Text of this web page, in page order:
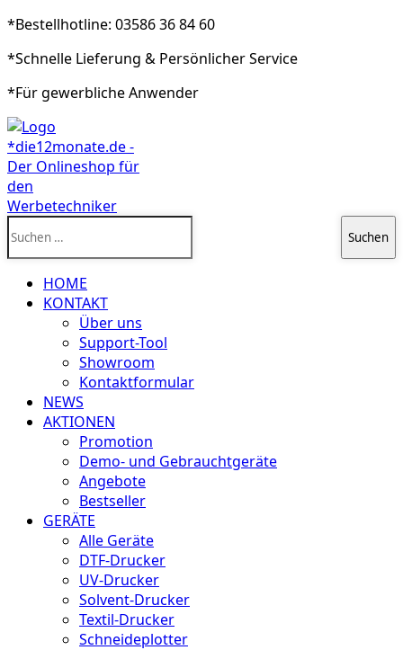
*Bestellhotline: 03586 36 84 60
*Schnelle Lieferung & Persönlicher Service
*Für gewerbliche Anwender
nach:
HOME
KONTAKT
Über uns
Support-Tool
Showroom
Kontaktformular
NEWS
AKTIONEN
Promotion
Demo- und Gebrauchtgeräte
Angebote
Bestseller
GERÄTE
Alle Geräte
DTF-Drucker
UV-Drucker
Solvent-Drucker
Textil-Drucker
Schneideplotter